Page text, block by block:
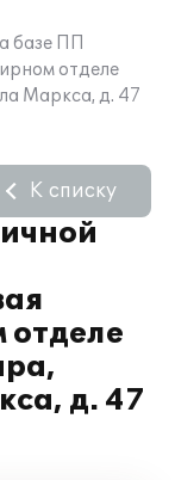
базе ПП
отделе
Маркса, д. 47
отделе
д. 47
К списку